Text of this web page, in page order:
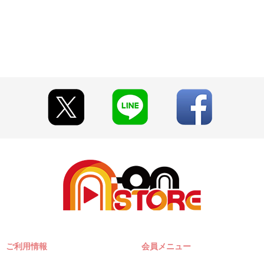
ご利用情報 会員メニュー